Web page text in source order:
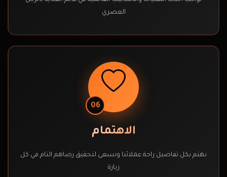
العصري
06
الاهتمام
نهتم بكل تفاصيل راحة عملائنا ونسعى لتحقيق رضاهم التام في كل
زيارة